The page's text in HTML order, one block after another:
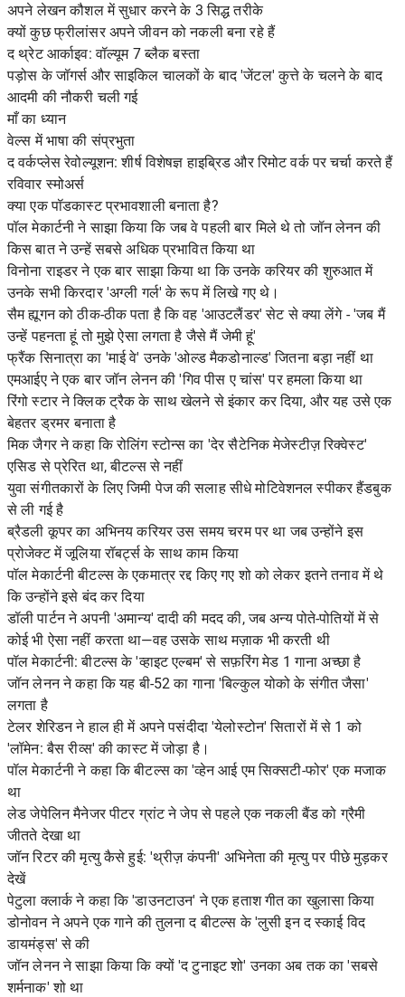
अपने लेखन कौशल में सुधार करने के 3 सिद्ध तरीके
क्यों कुछ फ्रीलांसर अपने जीवन को नकली बना रहे हैं
द थ्रेट आर्काइव: वॉल्यूम 7 ब्लैक बस्ता
पड़ोस के जॉगर्स और साइकिल चालकों के बाद 'जेंटल' कुत्ते के चलने के बाद
आदमी की नौकरी चली गई
माँ का ध्यान
वेल्स में भाषा की संप्रभुता
द वर्कप्लेस रेवोल्यूशन: शीर्ष विशेषज्ञ हाइब्रिड और रिमोट वर्क पर चर्चा करते हैं
रविवार स्मोअर्स
क्या एक पॉडकास्ट प्रभावशाली बनाता है?
पॉल मेकार्टनी ने साझा किया कि जब वे पहली बार मिले थे तो जॉन लेनन की
किस बात ने उन्हें सबसे अधिक प्रभावित किया था
विनोना राइडर ने एक बार साझा किया था कि उनके करियर की शुरुआत में
उनके सभी किरदार 'अग्ली गर्ल' के रूप में लिखे गए थे।
सैम ह्यूगन को ठीक-ठीक पता है कि वह 'आउटलैंडर' सेट से क्या लेंगे - 'जब मैं
उन्हें पहनता हूं तो मुझे ऐसा लगता है जैसे मैं जेमी हूं'
फ्रैंक सिनात्रा का 'माई वे' उनके 'ओल्ड मैकडोनाल्ड' जितना बड़ा नहीं था
एमआईए ने एक बार जॉन लेनन की 'गिव पीस ए चांस' पर हमला किया था
रिंगो स्टार ने क्लिक ट्रैक के साथ खेलने से इंकार कर दिया, और यह उसे एक
बेहतर ड्रमर बनाता है
मिक जैगर ने कहा कि रोलिंग स्टोन्स का 'देर सैटेनिक मेजेस्टीज़ रिक्वेस्ट'
एसिड से प्रेरित था, बीटल्स से नहीं
युवा संगीतकारों के लिए जिमी पेज की सलाह सीधे मोटिवेशनल स्पीकर हैंडबुक
से ली गई है
ब्रैडली कूपर का अभिनय करियर उस समय चरम पर था जब उन्होंने इस
प्रोजेक्ट में जूलिया रॉबर्ट्स के साथ काम किया
पॉल मेकार्टनी बीटल्स के एकमात्र रद्द किए गए शो को लेकर इतने तनाव में थे
कि उन्होंने इसे बंद कर दिया
डॉली पार्टन ने अपनी 'अमान्य' दादी की मदद की, जब अन्य पोते-पोतियों में से
कोई भी ऐसा नहीं करता था—वह उसके साथ मज़ाक भी करती थी
पॉल मेकार्टनी: बीटल्स के 'व्हाइट एल्बम' से सफ़रिंग मेड 1 गाना अच्छा है
जॉन लेनन ने कहा कि यह बी-52 का गाना 'बिल्कुल योको के संगीत जैसा'
लगता है
टेलर शेरिडन ने हाल ही में अपने पसंदीदा 'येलोस्टोन' सितारों में से 1 को
'लॉमेन: बैस रीव्स' की कास्ट में जोड़ा है।
पॉल मेकार्टनी ने कहा कि बीटल्स का 'व्हेन आई एम सिक्सटी-फोर' एक मजाक
था
लेड जेपेलिन मैनेजर पीटर ग्रांट ने जेप से पहले एक नकली बैंड को ग्रैमी
जीतते देखा था
जॉन रिटर की मृत्यु कैसे हुई: 'थ्रीज़ कंपनी' अभिनेता की मृत्यु पर पीछे मुड़कर
देखें
पेटुला क्लार्क ने कहा कि 'डाउनटाउन' ने एक हताश गीत का खुलासा किया
डोनोवन ने अपने एक गाने की तुलना द बीटल्स के 'लुसी इन द स्काई विद
डायमंड्स' से की
जॉन लेनन ने साझा किया कि क्यों 'द टुनाइट शो' उनका अब तक का 'सबसे
शर्मनाक' शो था